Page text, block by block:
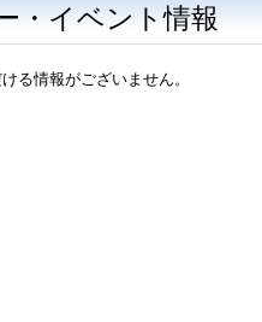
・イベント情報
る情報がございません。